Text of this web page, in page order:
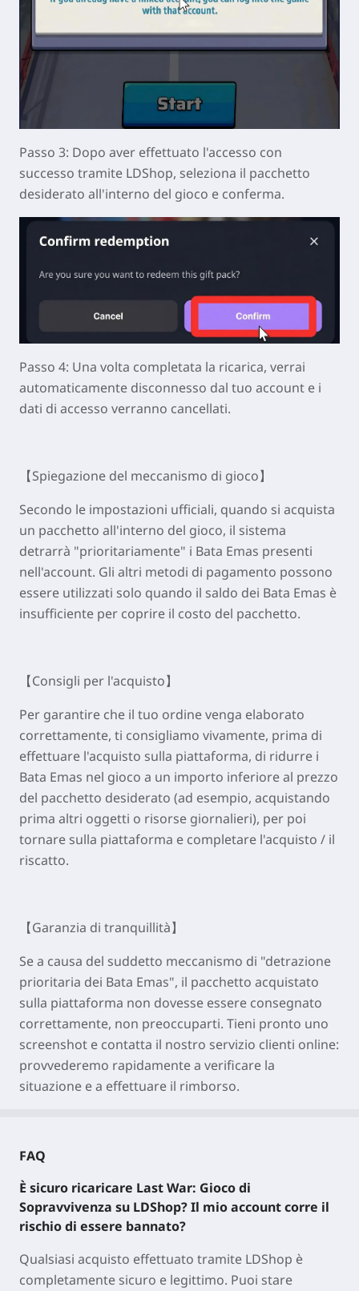
Passo 3: Dopo aver effettuato l'accesso con
successo tramite LDShop, seleziona il pacchetto
desiderato all'interno del gioco e conferma.
Passo 4: Una volta completata la ricarica, verrai
automaticamente disconnesso dal tuo account e i
dati di accesso verranno cancellati.
【Spiegazione del meccanismo di gioco】
Secondo le impostazioni ufficiali, quando si acquista
un pacchetto all'interno del gioco, il sistema
detrarrà "prioritariamente" i Bata Emas presenti
nell'account. Gli altri metodi di pagamento possono
essere utilizzati solo quando il saldo dei Bata Emas è
insufficiente per coprire il costo del pacchetto.
【Consigli per l'acquisto】
Per garantire che il tuo ordine venga elaborato
correttamente, ti consigliamo vivamente, prima di
effettuare l'acquisto sulla piattaforma, di ridurre i
Bata Emas nel gioco a un importo inferiore al prezzo
del pacchetto desiderato (ad esempio, acquistando
prima altri oggetti o risorse giornalieri), per poi
tornare sulla piattaforma e completare l'acquisto / il
riscatto.
【Garanzia di tranquillità】
Se a causa del suddetto meccanismo di "detrazione
prioritaria dei Bata Emas", il pacchetto acquistato
sulla piattaforma non dovesse essere consegnato
correttamente, non preoccuparti. Tieni pronto uno
screenshot e contatta il nostro servizio clienti online:
provvederemo rapidamente a verificare la
situazione e a effettuare il rimborso.
FAQ
È sicuro ricaricare Last War: Gioco di
Sopravvivenza su LDShop? Il mio account corre il
rischio di essere bannato?
Qualsiasi acquisto effettuato tramite LDShop è
completamente sicuro e legittimo. Puoi stare